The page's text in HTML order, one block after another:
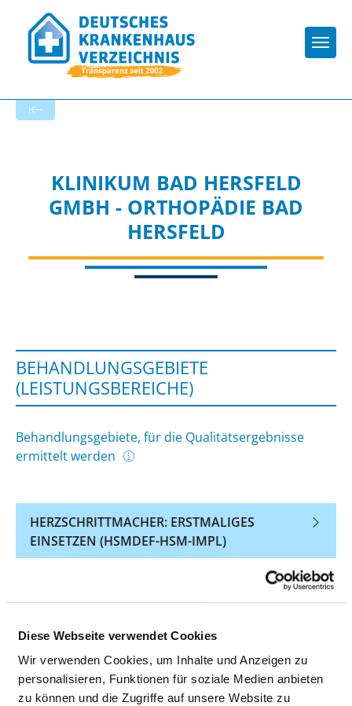
Diese Webseite verwendet Cookies
Wir verwenden Cookies, um Inhalte und Anzeigen zu
personalisieren, Funktionen für soziale Medien anbieten
zu können und die Zugriffe auf unsere Website zu
KLINIKUM BAD HERSFELD
GMBH - ORTHOPÄDIE BAD
HERSFELD
BEHANDLUNGSGEBIETE
(LEISTUNGSBEREICHE)
Behandlungsgebiete, für die Qualitätsergebnisse
ermittelt werden
HERZSCHRITTMACHER: ERSTMALIGES
EINSETZEN (HSMDEF-HSM-IMPL)
HERZSCHRITTMACHER: AUSTAUSCH DES
GEHÄUSES (HSMDEF-HSM-AGGW)
DEFIBRILLATOR (SCHOCKGEBER) ZUR
BEHANDLUNG VON
HERZRHYTHMUSSTÖRUNGEN: ERSTMALIGES
EINSETZEN (HSMDEF-DEFI-IMPL)